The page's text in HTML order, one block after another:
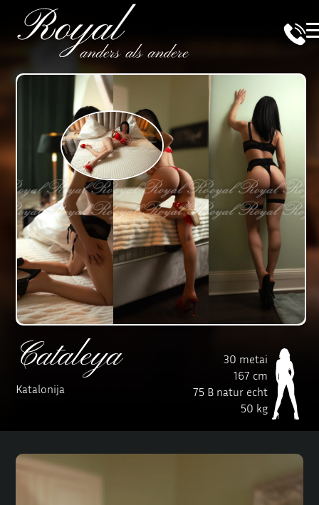
Cataleya
Katalonija
30 metai
167 cm
75 B natur echt
50 kg